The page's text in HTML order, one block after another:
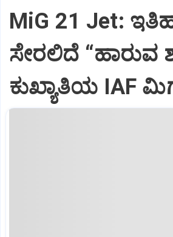
MiG 21 Jet:
ಸೇರಲಿದೆ “ಹಾರುವ
ಕುಖ್ಯಾತಿಯ IAF